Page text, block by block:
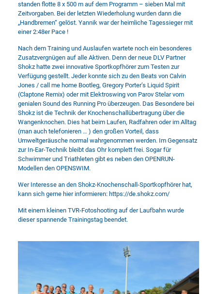
standen flotte 8 x 500 m auf dem Programm – sieben Mal mit
Zeitvorgaben. Bei der letzten Wiederholung wurden dann die
„Handbremen“ gelöst. Yannik war der heimliche Tagessieger mit
einer 2:48er Pace !
Nach dem Training und Auslaufen wartete noch ein besonderes
Zusatzvergnügen auf alle Aktiven. Denn der neue DLV Partner
Shokz hatte zwei innovative Sportkopfhörer zum Testen zur
Verfügung gestellt. Jeder konnte sich zu den Beats von Calvin
Jones / call me home Bootleg, Gregory Porter’s Liquid Spirit
(Claptone Remix) oder mit Elektroswing von Parov Stelar vom
genialen Sound des Running Pro überzeugen. Das Besondere bei
Shokz ist die Technik der Knochenschallübertragung über die
Wangenknochen. Dies hat beim Laufen, Radfahren oder im Alltag
(man auch telefonieren … ) den großen Vorteil, dass
Umweltgeräusche normal wahrgenommen werden. Im Gegensatz
zur In-Ear-Technik bleibt das Ohr komplett frei. Sogar für
Schwimmer und Triathleten gibt es neben den OPENRUN-
Modellen den OPENSWIM.
Wer Interesse an den Shokz-Knochenschall-Sportkopfhörer hat,
kann sich gerne hier informieren: https://de.shokz.com/
Mit einem kleinen TVR-Fotoshooting auf der Laufbahn wurde
dieser spannende Trainingstag beendet.